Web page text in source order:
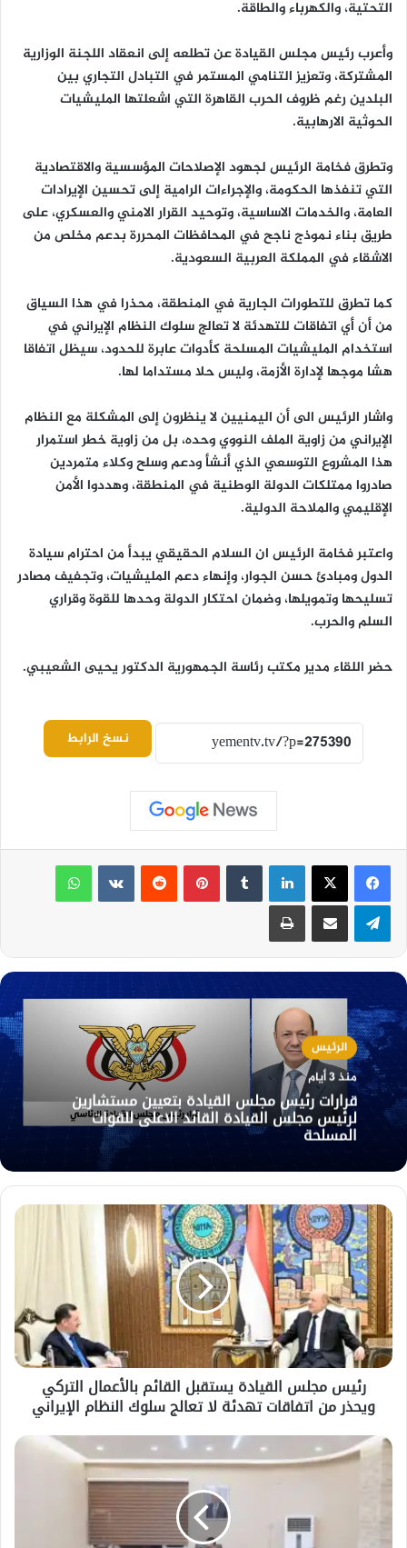
التحتية، والكهرباء والطاقة.
وأعرب رئيس مجلس القيادة عن تطلعه إلى انعقاد اللجنة الوزارية
المشتركة، وتعزيز التنامي المستمر في التبادل التجاري بين
البلدين رغم ظروف الحرب القاهرة التي اشعلتها المليشيات
الحوثية الارهابية.
وتطرق فخامة الرئيس لجهود الإصلاحات المؤسسية والاقتصادية
التي تنفذها الحكومة، والإجراءات الرامية إلى تحسين الإيرادات
العامة، والخدمات الاساسية، وتوحيد القرار الامني والعسكري، على
طريق بناء نموذج ناجح في المحافظات المحررة بدعم مخلص من
الاشقاء في المملكة العربية السعودية.
كما تطرق للتطورات الجارية في المنطقة، محذرا في هذا السياق
من أن أي اتفاقات للتهدئة لا تعالج سلوك النظام الإيراني في
استخدام المليشيات المسلحة كأدوات عابرة للحدود، سيظل اتفاقا
هشا موجها لإدارة الأزمة، وليس حلا مستداما لها.
واشار الرئيس الى أن اليمنيين لا ينظرون إلى المشكلة مع النظام
الإيراني من زاوية الملف النووي وحده، بل من زاوية خطر استمرار
هذا المشروع التوسعي الذي أنشأ ودعم وسلح وكلاء متمردين
صادروا ممتلكات الدولة الوطنية في المنطقة، وهددوا الأمن
الإقليمي والملاحة الدولية.
واعتبر فخامة الرئيس ان السلام الحقيقي يبدأ من احترام سيادة
الدول ومبادئ حسن الجوار، وإنهاء دعم المليشيات، وتجفيف مصادر
تسليحها وتمويلها، وضمان احتكار الدولة وحدها للقوة وقراري
السلم والحرب.
حضر اللقاء مدير مكتب رئاسة الجمهورية الدكتور يحيى الشعيبي.
نسخ الرابط
لينكدإن بينتيريست
واتساب
تيلقرام مشاركة عبر البريد طباعة
الرئيس
منذ 3 أيام
قرارات رئيس مجلس القيادة بتعيين مستشارين
لرئيس مجلس القيادة القائد الاعلى للقوات
المسلحة
رئيس
مجلس
القيادة
يستقبل
القائم
بالأعمال
التركي
ويحذر
من
اتفاقات
تهدئة
تعالج
رئيس مجلس القيادة يستقبل القائم بالأعمال التركي
ويحذر من اتفاقات تهدئة لا تعالج سلوك النظام الإيراني
وزير
الأشغال
الأمم